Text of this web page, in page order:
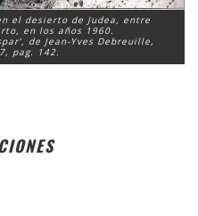
el desierto de Judea, entre
en los años 1960.
de Jean-Yves Debreuille,
pag. 142.